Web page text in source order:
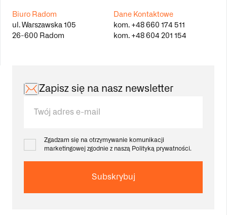
Biuro Radom
ul. Warszawska 105
26-600 Radom
Dane Kontaktowe
kom. +48 660 174 511
kom. +48 604 201 154
Zapisz się na nasz newsletter
Zgadzam się na otrzymywanie komunikacji
marketingowej zgodnie z naszą Polityką prywatności.
Subskrybuj